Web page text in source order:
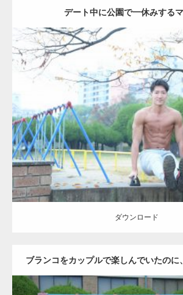
デート中に公園で一休みする
Update:2021.07.6
Category:公園のマッチョ その他 AKIHITO(
ダウンロード
ダウンロード
ブランコをカップルで楽しんでいたのに
ーズをするマッチョ